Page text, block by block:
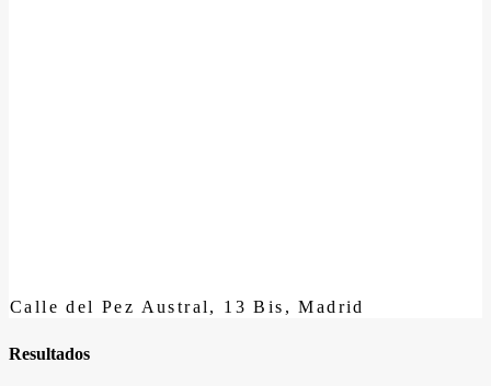
Calle del Pez Austral, 13 Bis, Madrid
Resultados